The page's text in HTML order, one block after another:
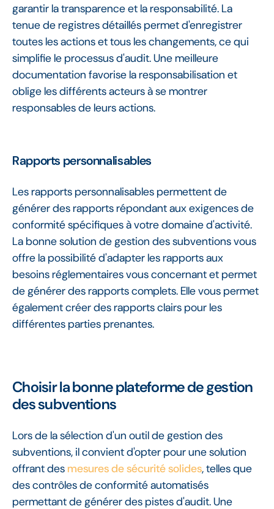
garantir la transparence et la responsabilité. La
tenue de registres détaillés permet d'enregistrer
toutes les actions et tous les changements, ce qui
simplifie le processus d'audit. Une meilleure
documentation favorise la responsabilisation et
oblige les différents acteurs à se montrer
responsables de leurs actions.
Rapports personnalisables
Les rapports personnalisables permettent de
générer des rapports répondant aux exigences de
conformité spécifiques à votre domaine d'activité.
La bonne solution de gestion des subventions vous
offre la possibilité d'adapter les rapports aux
besoins réglementaires vous concernant et permet
de générer des rapports complets. Elle vous permet
également créer des rapports clairs pour les
différentes parties prenantes.
Choisir la bonne plateforme de gestion
des subventions
Lors de la sélection d'un outil de gestion des
subventions, il convient d'opter pour une solution
offrant desmesures de sécurité solides, telles que
des contrôles de conformité automatisés
permettant de générer des pistes d'audit. Une